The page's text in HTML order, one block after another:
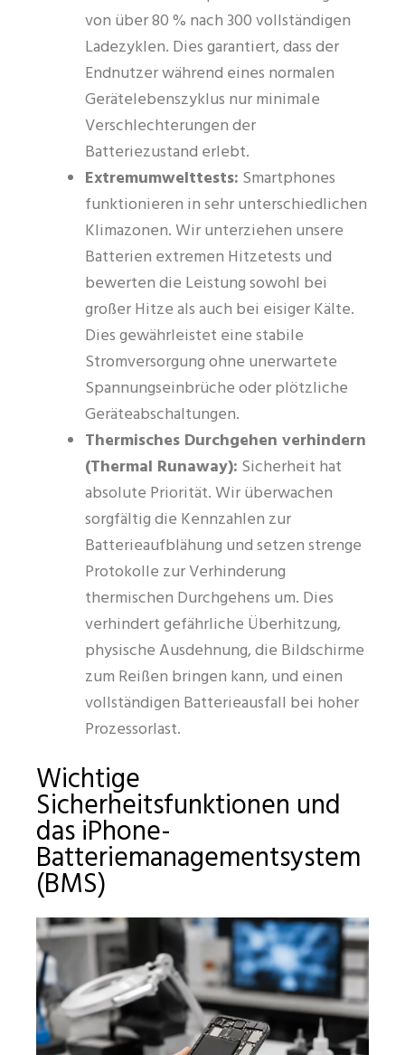
von über 80 % nach 300 vollständigen
Ladezyklen. Dies garantiert, dass der
Endnutzer während eines normalen
Gerätelebenszyklus nur minimale
Verschlechterungen der
Batteriezustand erlebt.
Extremumwelttests: Smartphones
funktionieren in sehr unterschiedlichen
Klimazonen. Wir unterziehen unsere
Batterien extremen Hitzetests und
bewerten die Leistung sowohl bei
großer Hitze als auch bei eisiger Kälte.
Dies gewährleistet eine stabile
Stromversorgung ohne unerwartete
Spannungseinbrüche oder plötzliche
Geräteabschaltungen.
Thermisches Durchgehen verhindern
(Thermal Runaway): Sicherheit hat
absolute Priorität. Wir überwachen
sorgfältig die Kennzahlen zur
Batterieaufblähung und setzen strenge
Protokolle zur Verhinderung
thermischen Durchgehens um. Dies
verhindert gefährliche Überhitzung,
physische Ausdehnung, die Bildschirme
zum Reißen bringen kann, und einen
vollständigen Batterieausfall bei hoher
Prozessorlast.
Wichtige
Sicherheitsfunktionen und
das iPhone-
Batteriemanagementsystem
(BMS)